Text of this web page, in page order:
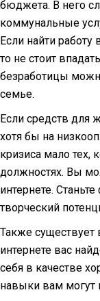
бюджета. В него
коммунальные
Если найти
то не стоит
безработицы
семье.
Если средств для
хотя бы на
кризиса мало тех,
должностях. Вы
интернете.
творческий
Также существует
интернете вас
себя в качестве
навыки вам могут